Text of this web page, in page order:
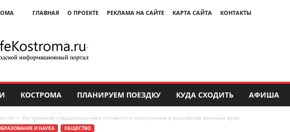
ГЛАВНАЯ О ПРОЕКТЕ РЕКЛАМА НА САЙТЕ КАРТА САЙТА КОНТАКТЫ
КОСТРОМА ПЛАНИРУЕМ ПОЕЗДКУ КУДА СХОДИТЬ АФИША
Костромские старшеклассники готовятся к поступлению в российские военные вузы
И НАУКА ОБЩЕСТВО